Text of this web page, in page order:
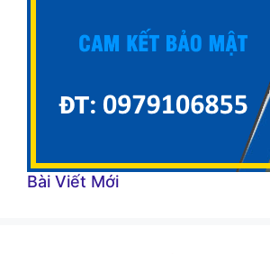
Bài Viết Mới